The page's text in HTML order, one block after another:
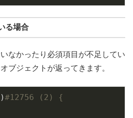
る場合
なかったり必須項目が不足してい
ブジェクトが返ってきます。
#12756 (2) {